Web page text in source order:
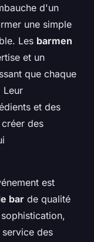
d'un
une simple
Les barmen
et un
que chaque
Leur
et des
des
est
bar de qualité
des